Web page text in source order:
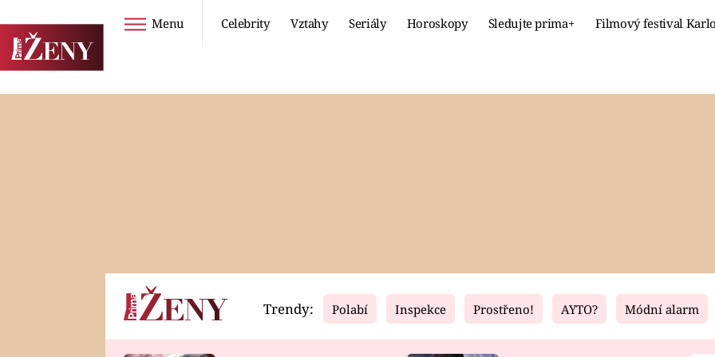
Menu Celebrity Vztahy Seriály Horoskopy Sledujte prima+ Filmový festival
Horoskopy Video Fresh Living
Trendy: Polabí Inspekce Prostřeno! AYTO? Módní alarm